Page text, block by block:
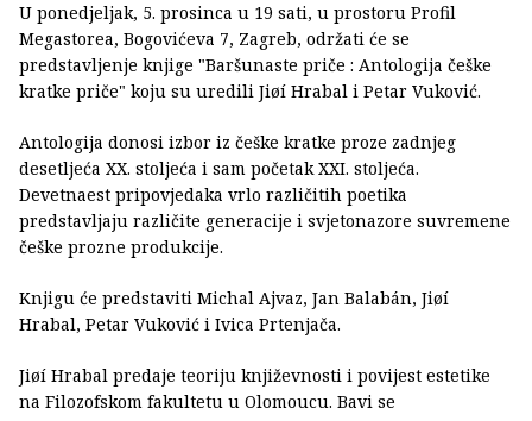
U ponedjeljak, 5. prosinca u 19 sati, u prostoru Profil
Megastorea, Bogovićeva 7, Zagreb, održati će se
predstavljenje knjige "Baršunaste priče : Antologija češke
kratke priče" koju su uredili Jiøí Hrabal i Petar Vuković.
Antologija donosi izbor iz češke kratke proze zadnjeg
desetljeća XX. stoljeća i sam početak XXI. stoljeća.
Devetnaest pripovjedaka vrlo različitih poetika
predstavljaju različite generacije i svjetonazore suvremene
češke prozne produkcije.
Knjigu će predstaviti Michal Ajvaz, Jan Balabán, Jiøí
Hrabal, Petar Vuković i Ivica Prtenjača.
Jiøí Hrabal predaje teoriju književnosti i povijest estetike
na Filozofskom fakultetu u Olomoucu. Bavi se